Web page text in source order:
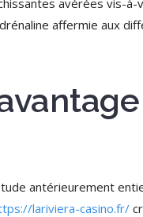
avérées vis-à-
affermie aux
antérieurement
lariviera-casino.fr/